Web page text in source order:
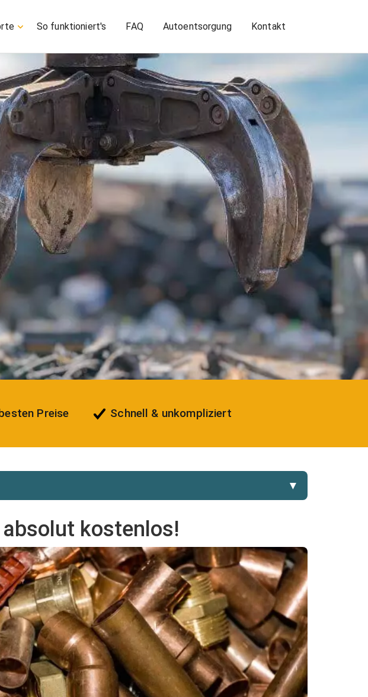
So funktioniert's FAQ Autoentsorgung Kontakt
Preise Schnell & unkompliziert
▼
kostenlos!